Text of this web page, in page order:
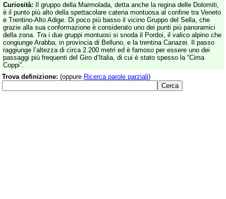
Curiosità: Il gruppo della Marmolada, detta anche la regina delle Dolomiti,
è il punto più alto della spettacolare catena montuosa al confine tra Veneto
e Trentino-Alto Adige. Di poco più basso il vicino Gruppo del Sella, che
grazie alla sua conformazione è considerato uno dei punti più panoramici
della zona. Tra i due gruppi montuosi si snoda il Pordoi, il valico alpino che
congiunge Arabba, in provincia di Belluno, e la trentina Canazei. Il passo
raggiunge l’altezza di circa 2.200 metri ed è famoso per essere uno dei
passaggi più frequenti del Giro d’Italia, di cui è stato spesso la “Cima
Coppi”.
Trova definizione: (oppure Ricerca parole parziali)